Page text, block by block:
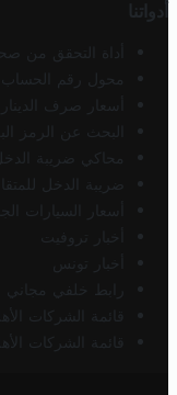
أدواتنا
أداة التحقق من
محول رقم الحساب
أسعار صرف
البحث عن الرمز
محاكي ضريبة
ضريبة الدخل
أسعار السيارات
أخبار تروفيت
أخبار تونس
رابط خلفي مجاني
قائمة الشركات
قائمة الشركات